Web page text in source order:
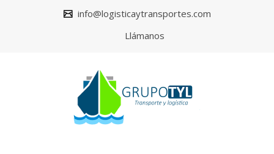
info@logisticaytransportes.com
Llámanos